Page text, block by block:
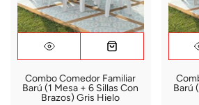
Combo Comedor Familiar
Barú (1 Mesa + 6 Sillas Con
Brazos) Gris Hielo
Barú